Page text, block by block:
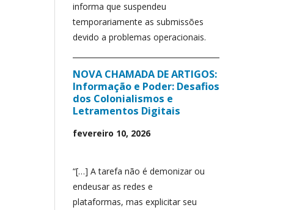
informa que suspendeu
temporariamente as submissões
devido a problemas operacionais.
NOVA CHAMADA DE ARTIGOS:
Informação e Poder: Desafios
dos Colonialismos e
Letramentos Digitais
fevereiro 10, 2026
“[…] A tarefa não é demonizar ou
endeusar as redes e
plataformas, mas explicitar seu